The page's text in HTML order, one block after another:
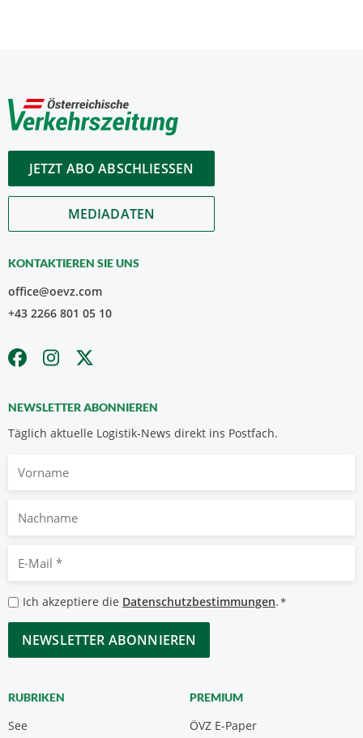
JETZT ABO ABSCHLIESSEN
MEDIADATEN
KONTAKTIEREN SIE UNS
office@oevz.com
+43 2266 801 05 10
NEWSLETTER ABONNIEREN
Täglich aktuelle Logistik-News direkt ins Postfach.
Nachname
Mail
Datenschutzbestimmungen
*
Ich akzeptiere die Datenschutzbestimmungen.*
CAPTCHA
RUBRIKEN
See
PREMIUM
ÖVZ E-Paper